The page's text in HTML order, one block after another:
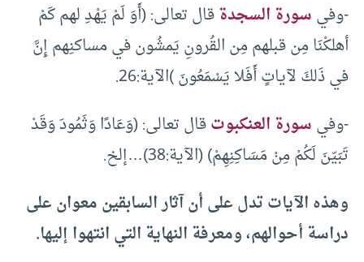
-وفيسورة السجدةقال تعالى: (أَوَ لَمْ يَهْدِ لهم كَمْ
أهلكْنَا مِن قبلهم مِن القُرونِ يَمشُون في مساكنِهم إِنَّ
في ذَلكَ لآياتٍ أَفَلا يَسْمَعُونَ )الآية:26.
-وفيسورة العنكبوتقال تعالى: (وَعَادًا وَثَمُودَ وَقَدْ
تَبَيّنَ لَكُمْ مِنْ مَسَاكِنِهِمْ) (الآية:38)…إلخ.
وهذه الآيات تدل على أن آثار السابقين معوان على
دراسة أحوالهم، ومعرفة النهاية التي انتهوا إليها.